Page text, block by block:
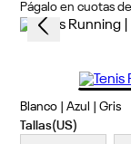
Págalo en cuotas
Blanco | Azul | Gris